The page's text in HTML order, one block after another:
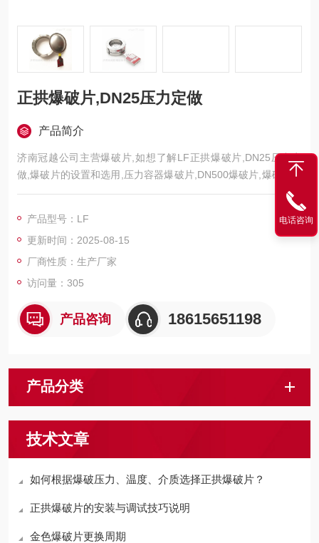
正拱爆破片,DN25压力定做
产品简介
济南冠越公司主营爆破片,如想了解LF正拱爆破片,DN25压力定
做,爆破片的设置和选用,压力容器爆破片,DN500爆破片,爆破片样
本,的问题,可随时与我们沟通,我们将尽快给您满意的回复.
产品型号：LF
更新时间：2025-08-15
厂商性质：生产厂家
访问量：305
产品咨询 18615651198
产品分类
技术文章
如何根据爆破压力、温度、介质选择正拱爆破片？
正拱爆破片的安装与调试技巧说明
金色爆破片更换周期
电话咨询